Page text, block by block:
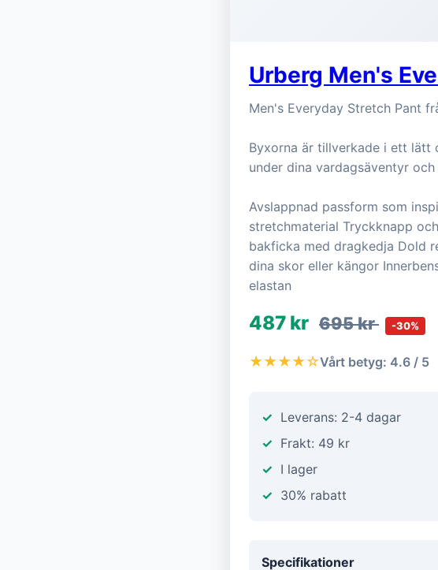
Urberg Men's
Men's Everyday Stretch Pant
Byxorna är tillverkade i ett
under dina vardagsäventyr
Avslappnad passform som
stretchmaterial Tryckknapp
bakficka med dragkedja Dold
dina skor eller kängor
elastan
487 kr 695 kr -30%
★★★★☆Vårt betyg: 4.6 / 5
Leverans: 2-4 dagar
Frakt: 49 kr
I lager
30% rabatt
Specifikationer